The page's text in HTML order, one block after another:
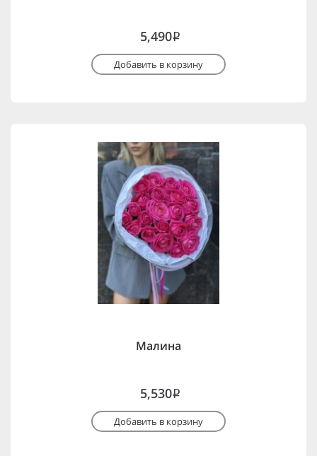
5,490i
Добавить в корзину
Малина
5,530i
Добавить в корзину